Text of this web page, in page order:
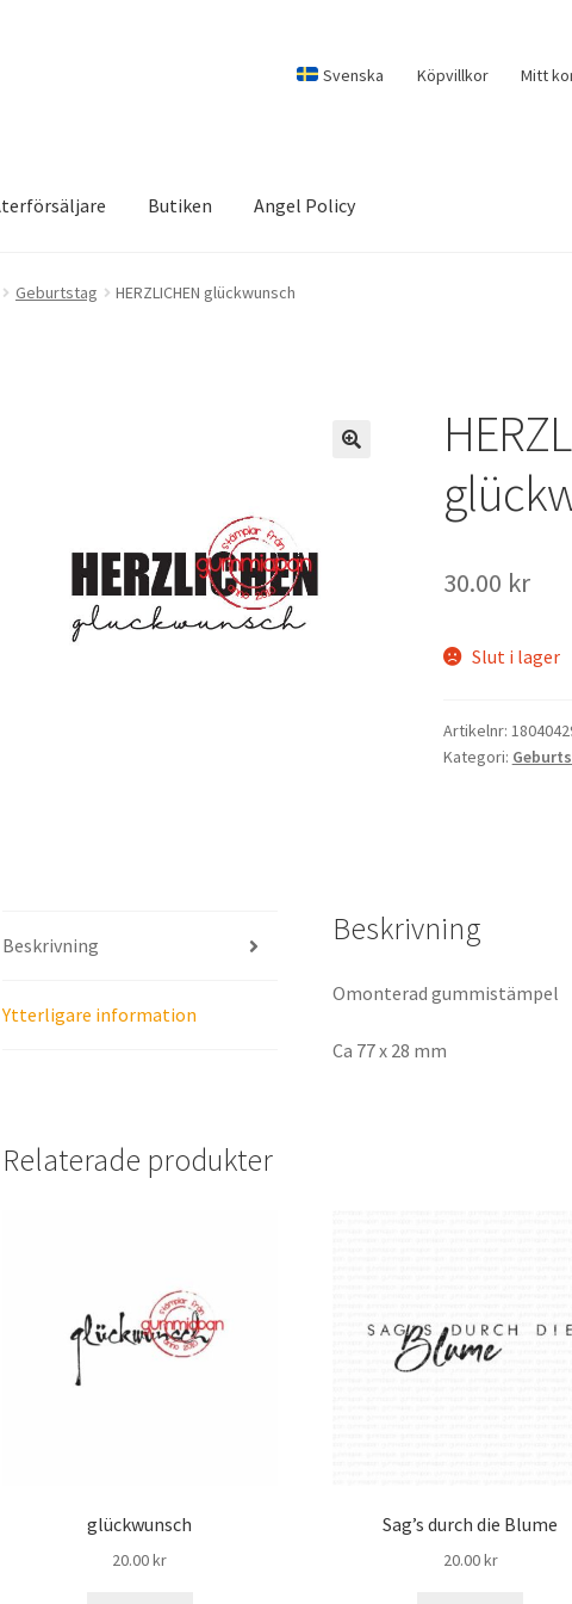
Svenska Köpvillkor Mitt
Butiken Angel Policy
Geburtstag HERZLICHEN glückwunsch
30.00 kr
Slut i lager
Artikelnr:
Kategori:
Beskrivning
Ytterligare information
Beskrivning
Omonterad gummistämpel
Ca 77 x 28 mm
Relaterade produkter
glückwunsch
20.00kr
Sag’s durch die Blume
20.00kr